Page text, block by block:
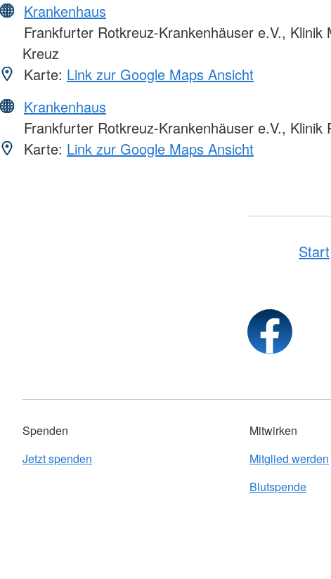
Krankenhaus
Frankfurter Rotkreuz-Krankenhäuser e.V., Klinik
Kreuz
Karte: Link zur Google Maps Ansicht
Krankenhaus
Frankfurter Rotkreuz-Krankenhäuser e.V., Klinik
Karte: Link zur Google Maps Ansicht
Start
Spenden
Jetzt spenden
Mitwirken
Mitglied werden
Blutspende